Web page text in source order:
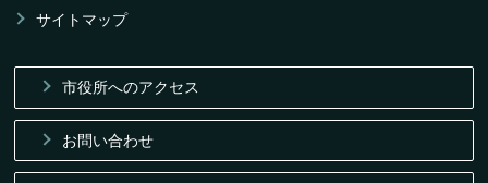
サイトマップ
市役所へのアクセス
お問い合わせ